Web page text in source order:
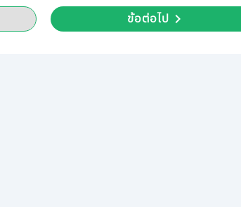
ข้อต่อไป